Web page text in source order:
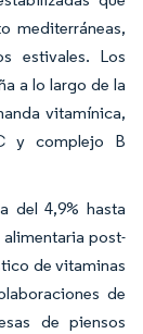
mediterráneas,
estivales. Los
a lo largo de la
vitamínica,
y complejo B
del 4,9% hasta
post-
de vitaminas
de
de piensos